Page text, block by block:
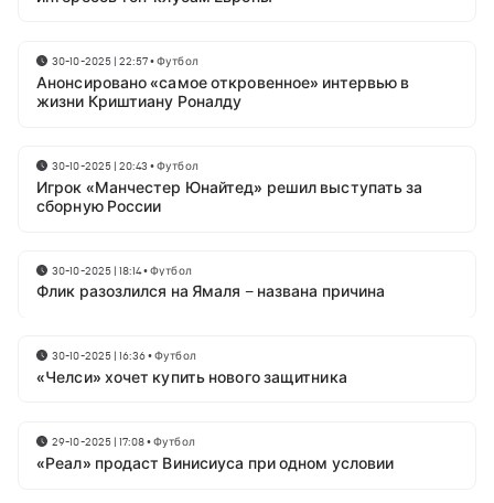
30-10-2025 | 22:57•Футбол
Анонсировано «самое откровенное» интервью в
жизни Криштиану Роналду
30-10-2025 | 20:43 •Футбол
Игрок «Манчестер Юнайтед» решил выступать за
сборную России
30-10-2025 | 18:14•Футбол
Флик разозлился на Ямаля – названа причина
30-10-2025 | 16:36•Футбол
«Челси» хочет купить нового защитника
29-10-2025 | 17:08•Футбол
«Реал» продаст Винисиуса при одном условии